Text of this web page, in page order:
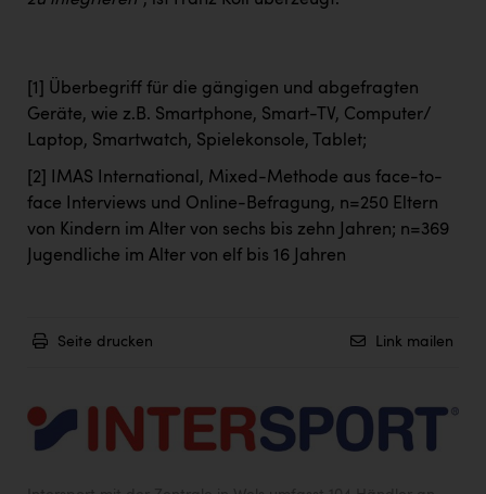
[1]
Überbegriff für die gängigen und abgefragten
Geräte, wie z.B. Smartphone, Smart-TV, Computer/
Laptop, Smartwatch, Spielekonsole, Tablet;
[2]
IMAS International, Mixed-Methode aus face-to-
face Interviews und Online-Befragung, n=250 Eltern
von Kindern im Alter von sechs bis zehn Jahren; n=369
Jugendliche im Alter von elf bis 16 Jahren
Seite drucken Link mailen